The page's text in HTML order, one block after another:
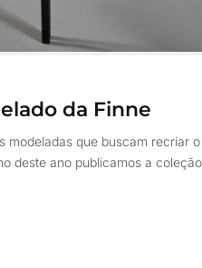
da Finne
modeladas que buscam recriar o
deste ano publicamos a coleção